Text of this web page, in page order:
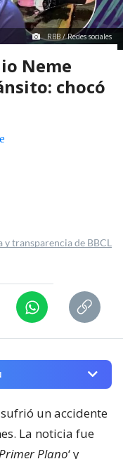
RBB / Redes sociales
Neme
chocó
y transparencia de BBCL
un accidente
La noticia fue
Plano‘ y